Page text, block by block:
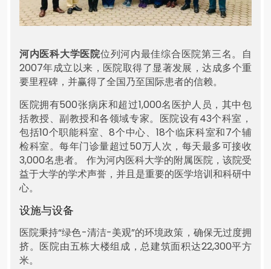
河内医科大学医院位列河内最佳综合医院第三名。自
2007年成立以来，医院取得了显著发展，达成多个重
要里程碑，并赢得了全国乃至国际患者的信赖。
医院拥有500张病床和超过1,000名医护人员，其中包
括教授、副教授和各领域专家。医院设有43个科室，
包括10个职能科室、8个中心、18个临床科室和7个辅
检科室。每年门诊量超过50万人次，每天最多可接收
3,000名患者。 作为河内医科大学的附属医院，该院受
益于大学的学术声誉，并且是重要的医学培训和科研中
心。
设施与设备
医院秉持“绿色-清洁-美观”的环境政策，确保无过度拥
挤。医院由五栋大楼组成，总建筑面积达22,300平方
米。